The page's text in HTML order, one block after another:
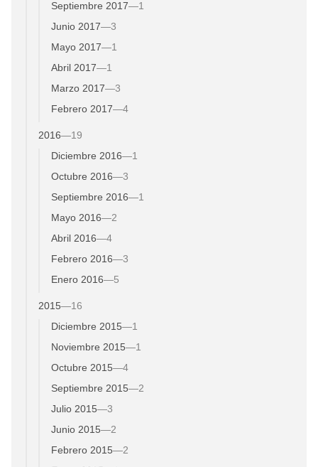
Septiembre 2017—1
Junio 2017—3
Mayo 2017—1
Abril 2017—1
Marzo 2017—3
Febrero 2017—4
2016—19
Diciembre 2016—1
Octubre 2016—3
Septiembre 2016—1
Mayo 2016—2
Abril 2016—4
Febrero 2016—3
Enero 2016—5
2015—16
Diciembre 2015—1
Noviembre 2015—1
Octubre 2015—4
Septiembre 2015—2
Julio 2015—3
Junio 2015—2
Febrero 2015—2